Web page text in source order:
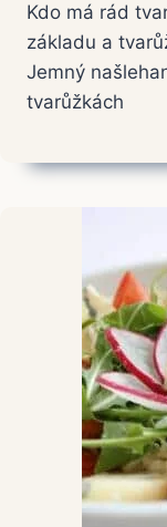
Kdo má rád
základu a
Jemný
tvarůžkách